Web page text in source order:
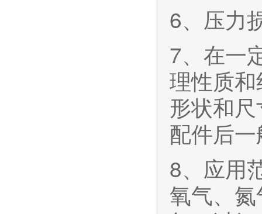
6、压力
7、在一
理性质
形状和
配件后
8、应用
氧气、